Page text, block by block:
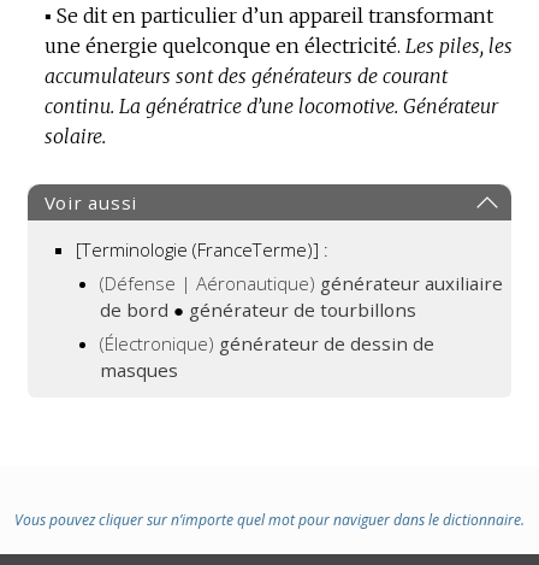
▪ Se dit en particulier d’un appareil transformant
une énergie quelconque en électricité. Les piles, les
accumulateurs sont des générateurs de courant
continu. La génératrice d’une locomotive. Générateur
solaire.
Voir aussi
[Terminologie (FranceTerme)] :
(Défense | Aéronautique) générateur auxiliaire
de bord ● générateur de tourbillons
(Électronique) générateur de dessin de
masques
Vous pouvez cliquer sur n’importe quel mot pour naviguer dans le dictionnaire.